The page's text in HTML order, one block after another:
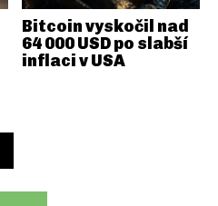
Bitcoin vyskočil nad
64 000 USD po slabší
inflaci v USA